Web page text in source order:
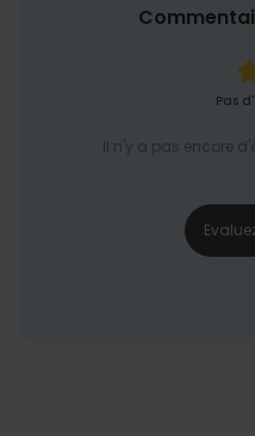
Pas
Il n'y a pas encore